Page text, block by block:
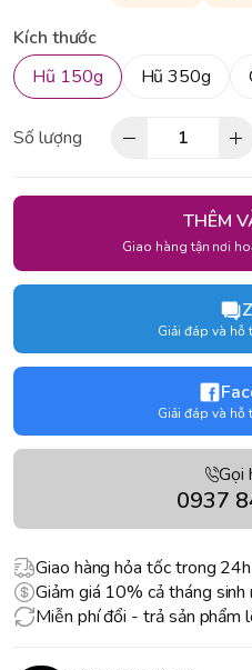
Kích thước
Hũ 150g
Hũ 350g
Số lượng
THÊM
Giao hàng tận nơi
Giải đáp và hỗ
Giải đáp và hỗ
Gọi
0937
Giao hàng hỏa tốc trong
Giảm giá 10% cả tháng sinh
Miễn phí đổi - trả sản phẩm